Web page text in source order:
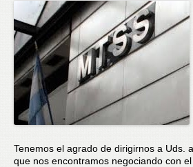
Tenemos el agrado de dirigirnos a Uds.
que nos encontramos negociando con